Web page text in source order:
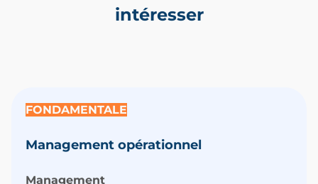
intéresser
FONDAMENTALE
Management opérationnel
Management